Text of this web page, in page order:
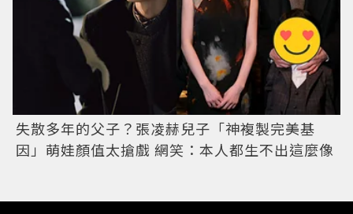
失散多年的父子？張凌赫兒子「神複製完美基
因」萌娃顏值太搶戲 網笑：本人都生不出這麼像